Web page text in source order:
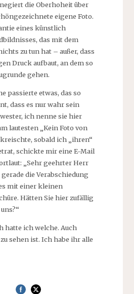
die Oberhoheit über
eigene Foto.
eines künstlich
das mit dem
zu tun hat – außer, dass
Druck aufbaut, an dem so
gehen.
passierte etwas, das so
dass es nur wahr sein
ich nenne sie hier
lautesten „Kein Foto von
sobald ich „ihren“
schickte mir eine E-Mail
„Sehr geehrter Herr
die Verabschiedung
mit einer kleinen
Hätten Sie hier zufällig
hatte ich welche. Auch
sehen ist. Ich habe ihr alle